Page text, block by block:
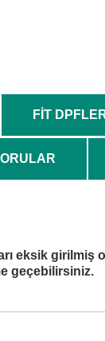
FİT
eksik girilmiş
geçebilirsiniz.